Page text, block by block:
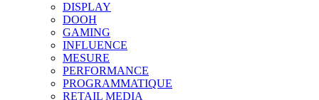
DISPLAY
DOOH
GAMING
INFLUENCE
MESURE
PERFORMANCE
PROGRAMMATIQUE
RETAIL MEDIA